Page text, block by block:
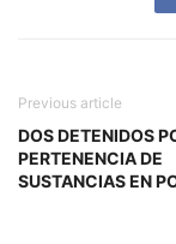
Previous article
DOS DETENIDOS
PERTENENCIA DE
SUSTANCIAS EN